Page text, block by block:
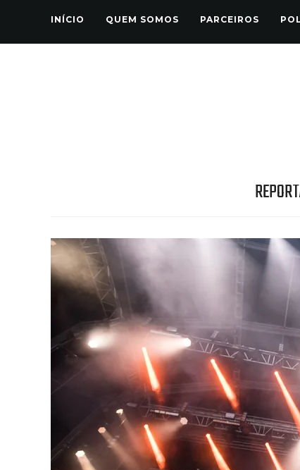
INÍCIO QUEM SOMOS PARCEIROS